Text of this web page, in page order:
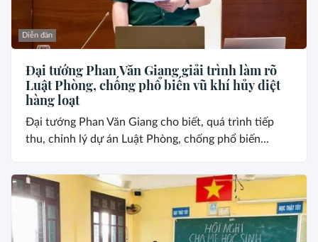
Diễn đàn
Đại tướng Phan Văn Giang giải trình làm rõ
Luật Phòng, chống phổ biến vũ khí hủy diệt
hàng loạt
Đại tướng Phan Văn Giang cho biết, quá trình tiếp
thu, chỉnh lý dự án Luật Phòng, chống phổ biến...